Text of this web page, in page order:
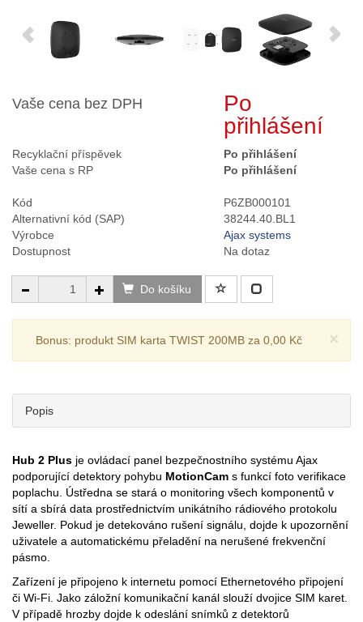
Vaše cena bez DPH
Po
přihlášení
Recyklační příspěvek
Po přihlášení
Vaše cena s RP
Po přihlášení
Kód
P6ZB000101
Alternativní kód (SAP)
38244.40.BL1
Výrobce
Ajax systems
Dostupnost
Na dotaz
Do košíku
×
Bonus: produkt SIM karta TWIST 200MB za 0,00 Kč
Popis
Hub 2 Plus je ovládací panel bezpečnostního systému Ajax
podporující detektory pohybu MotionCam s funkcí foto verifikace
poplachu. Ústředna se stará o monitoring všech komponentů v
sítí a sbírá data prostřednictvím unikátního rádiového protokolu
Jeweller. Pokud je detekováno rušení signálu, dojde k upozornění
uživatele a automatickému přeladění na nerušené frekvenční
pásmo.
Zařízení je připojeno k internetu pomocí Ethernetového připojení
či Wi-Fi. Jako záložní komunikační kanál slouží dvojice SIM karet.
V případě hrozby dojde k odeslání snímků z detektorů